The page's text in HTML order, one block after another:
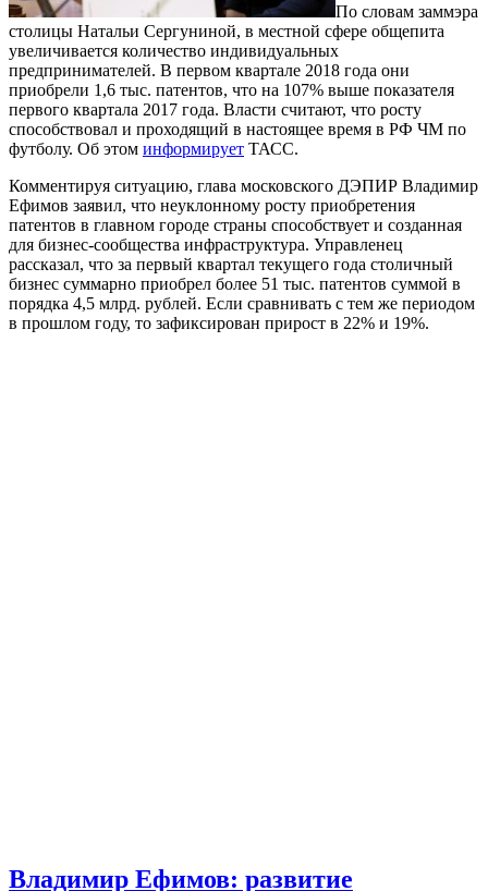
По словам заммэра
столицы Натальи Сергуниной, в местной сфере общепита
увеличивается количество индивидуальных
предпринимателей. В первом квартале 2018 года они
приобрели 1,6 тыс. патентов, что на 107% выше показателя
первого квартала 2017 года. Власти считают, что росту
способствовал и проходящий в настоящее время в РФ ЧМ по
футболу. Об этом информирует ТАСС.
Комментируя ситуацию, глава московского ДЭПИР Владимир
Ефимов заявил, что неуклонному росту приобретения
патентов в главном городе страны способствует и созданная
для бизнес-сообщества инфраструктура. Управленец
рассказал, что за первый квартал текущего года столичный
бизнес суммарно приобрел более 51 тыс. патентов суммой в
порядка 4,5 млрд. рублей. Если сравнивать с тем же периодом
в прошлом году, то зафиксирован прирост в 22% и 19%.
Владимир Ефимов: развитие